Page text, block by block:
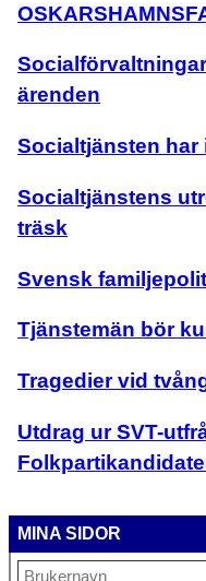
ärenden
Socialtjänsten har
Socialtjänstens
träsk
Svensk
Tjänstemän bör
Tragedier vid
Utdrag ur SVT-
MINA SIDOR